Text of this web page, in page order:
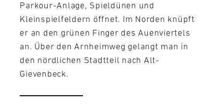
Parkour-Anlage, Spieldünen und
Kleinspielfeldern öffnet. Im Norden knüpft
er an den grünen Finger des Auenviertels
an. Über den Arnheimweg gelangt man in
den nördlichen Stadtteil nach Alt-
Gievenbeck.